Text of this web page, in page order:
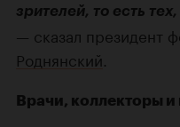
зрителей, то есть
— сказал президент
Роднянский
Врачи, коллекторы и